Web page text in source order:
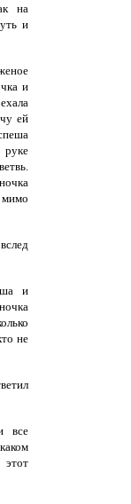
на
и
и
ей
и
не
все